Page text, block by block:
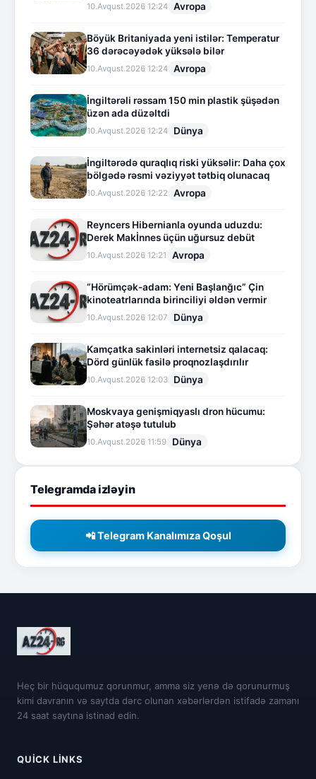
10.Avqust.2026 12:24 Avropa
Böyük Britaniyada yeni istilər: Temperatur
36 dərəcəyədək yüksələ bilər
10.Avqust.2026 12:24 Avropa
İngiltərəli rəssam 150 min plastik şüşədən
üzən ada düzəltdi
10.Avqust.2026 12:24 Dünya
İngiltərədə quraqlıq riski yüksəlir: Daha çox
bölgədə rəsmi vəziyyət tətbiq olunacaq
10.Avqust.2026 12:22 Avropa
Reyncers Hibernianla oyunda uduzdu:
Derek Makİnnes üçün uğursuz debüt
10.Avqust.2026 12:21 Avropa
“Hörümçək-adam: Yeni Başlanğıc” Çin
kinoteatrlarında birinciliyi əldən vermir
10.Avqust.2026 12:07 Dünya
Kamçatka sakinləri internetsiz qalacaq:
Dörd günlük fasilə proqnozlaşdırılır
10.Avqust.2026 12:03 Dünya
Moskvaya genişmiqyaslı dron hücumu:
Şəhər atəşə tutulub
10.Avqust.2026 11:59 Dünya
Telegramda izləyin
📲 Telegram Kanalımıza Qoşul
Heç bir hüququmuz qorunmur, amma siz yenə də qorunurmuş
kimi davranın və saytda dərc olunan xəbərlərdən istifadə zamanı
24 saat saytına istinad edin.
QUICK LINKS